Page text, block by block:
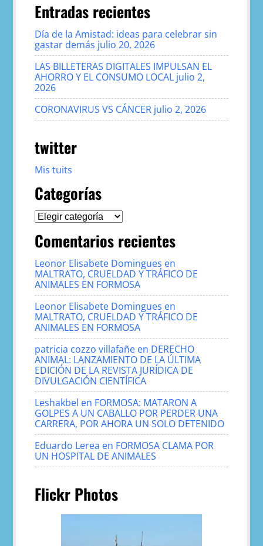
Entradas recientes
Día de la Amistad: ideas para celebrar sin
gastar demás julio 20, 2026
LAS BILLETERAS DIGITALES IMPULSAN EL
AHORRO Y EL CONSUMO LOCAL julio 2,
2026
CORONAVIRUS VS CÁNCER julio 2, 2026
twitter
Mis tuits
Categorías
Categorías
Comentarios recientes
Leonor Elisabete Domingues en
MALTRATO, CRUELDAD Y TRÁFICO DE
ANIMALES EN FORMOSA
Leonor Elisabete Domingues en
MALTRATO, CRUELDAD Y TRÁFICO DE
ANIMALES EN FORMOSA
patricia cozzo villafañe en DERECHO
ANIMAL: LANZAMIENTO DE LA ÚLTIMA
EDICIÓN DE LA REVISTA JURÍDICA DE
DIVULGACIÓN CIENTÍFICA
Leshakbel en FORMOSA: MATARON A
GOLPES A UN CABALLO POR PERDER UNA
CARRERA, POR AHORA UN SOLO DETENIDO
Eduardo Lerea en FORMOSA CLAMA POR
UN HOSPITAL DE ANIMALES
Flickr Photos